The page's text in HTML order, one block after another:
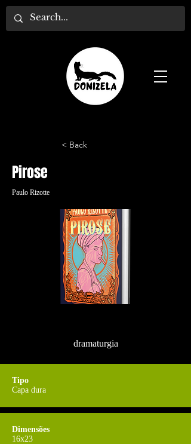
< Back
Pirose
Paulo Rizotte
dramaturgia
Tipo
Capa dura
Dimensões
16x23